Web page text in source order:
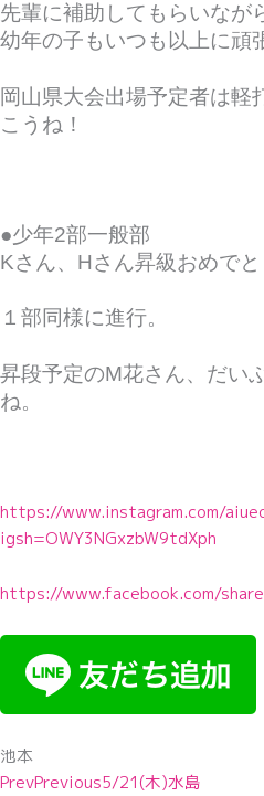
先輩に補助してもらいなが
幼年の子もいつも以上に頑
岡山県大会出場予定者は軽
こうね！
●少年2部一般部
Kさん、Hさん昇級おめでと
１部同様に進行。
昇段予定のM花さん、だい
ね。
https://www.instagram.com/
igsh=OWY3NGxzbW9tdXph
https://www.facebook.com/
池本
PrevPrevious5/21(木)水島